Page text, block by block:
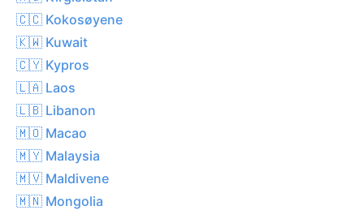
🇨🇨 Kokosøyene
🇰🇼 Kuwait
🇨🇾 Kypros
🇱🇦 Laos
🇱🇧 Libanon
🇲🇴 Macao
🇲🇾 Malaysia
🇲🇻 Maldivene
🇲🇳 Mongolia